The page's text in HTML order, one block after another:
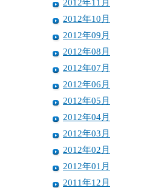
2012年11月
2012年10月
2012年09月
2012年08月
2012年07月
2012年06月
2012年05月
2012年04月
2012年03月
2012年02月
2012年01月
2011年12月